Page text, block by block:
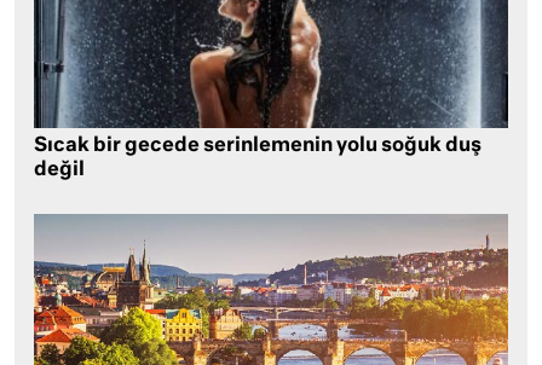
Sıcak bir gecede serinlemenin yolu soğuk duş
değil